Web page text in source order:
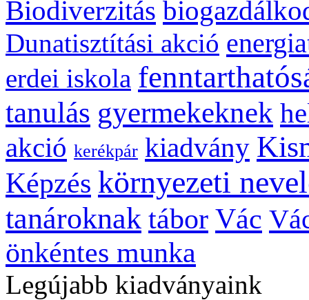
Biodiverzitás
Dunatisztítási akció
erdei iskola
tanulás gyermekeknek
akció kerékpár kiadvány
Képzés környezeti
tanároknak tábor Vác
önkéntes munka
Legújabb kiadványaink